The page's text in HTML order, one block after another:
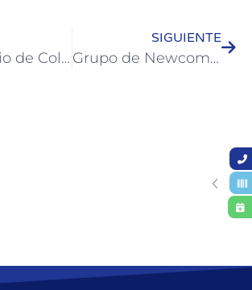
El Municipio de Colón apoya la actividad de boxeo
SIGUIENTE
Grupo de Newcom municipal resultó campeón de la liga provincial